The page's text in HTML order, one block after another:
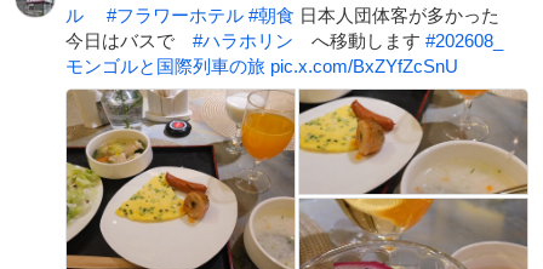
ル #フラワーホテル #朝食 日本人団体客が多かった
今日はバスで #ハラホリン へ移動します #202608_
モンゴルと国際列車の旅 pic.x.com/BxZYfZcSnU